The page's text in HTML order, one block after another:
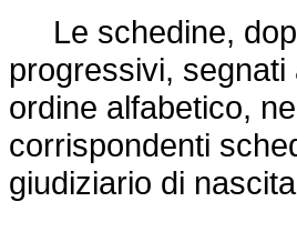
Le schedine,
progressivi,
ordine alfabetico,
corrispondenti
giudiziario di